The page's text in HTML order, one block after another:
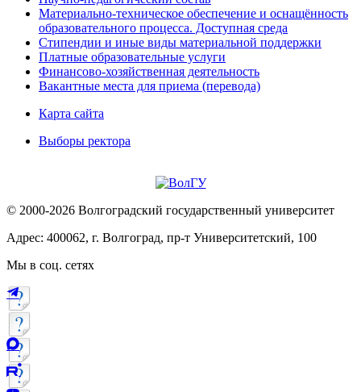
Материально-техническое обеспечение и оснащённость
образовательного процесса. Доступная среда
Стипендии и иные виды материальной поддержки
Платные образовательные услуги
Финансово-хозяйственная деятельность
Вакантные места для приема (перевода)
Карта сайта
Выборы ректора
© 2000-2026 Волгоградский государственный университет
Адрес: 400062, г. Волгоград, пр-т Университетский, 100
Мы в соц. сетях